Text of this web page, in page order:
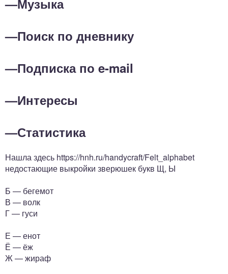
—Музыка
—Поиск по дневнику
—Подписка по e-mail
—Интересы
—Статистика
Нашла здесь https://hnh.ru/handycraft/Felt_alphabet
недостающие выкройки зверюшек букв Щ, Ы
Б — бегемот
В — волк
Г — гуси
Е — енот
Ё — ёж
Ж — жираф